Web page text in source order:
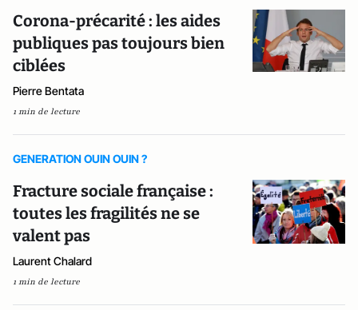
Corona-précarité : les aides
publiques pas toujours bien
ciblées
Pierre Bentata
1 min de lecture
GENERATION OUIN OUIN ?
Fracture sociale française :
toutes les fragilités ne se
valent pas
Laurent Chalard
1 min de lecture